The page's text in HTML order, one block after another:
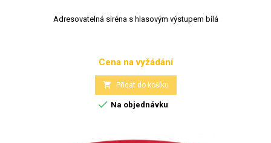
Adresovatelná siréna s hlasovým výstupem bílá
Cena
Cena na vyžádání
 Přidat do košíku
 Na objednávku